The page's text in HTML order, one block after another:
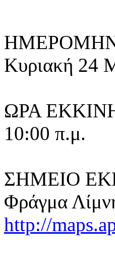
Κυριακή 24
ΩΡΑ
10:00 π.μ.
ΣΗΜΕΙΟ
Φράγμα
http://